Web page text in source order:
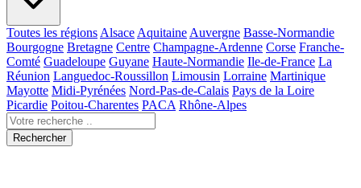
Toutes les régions Alsace Aquitaine Auvergne Basse-Normandie
Bourgogne Bretagne Centre Champagne-Ardenne Corse Franche-
Comté Guadeloupe Guyane Haute-Normandie Ile-de-France La
Réunion Languedoc-Roussillon Limousin Lorraine Martinique
Mayotte Midi-Pyrénées Nord-Pas-de-Calais Pays de la Loire
Picardie Poitou-Charentes PACA Rhône-Alpes
Rechercher